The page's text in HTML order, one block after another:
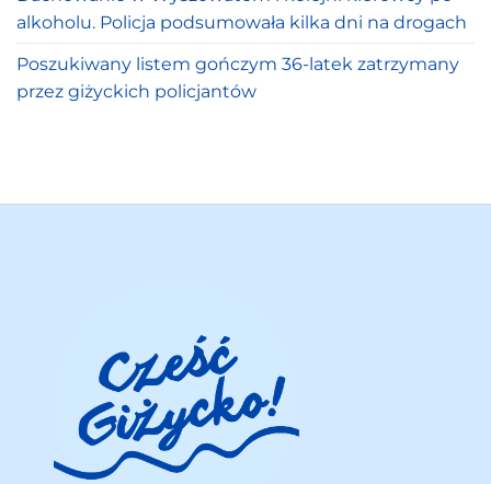
alkoholu. Policja podsumowała kilka dni na drogach
Poszukiwany listem gończym 36-latek zatrzymany
przez giżyckich policjantów